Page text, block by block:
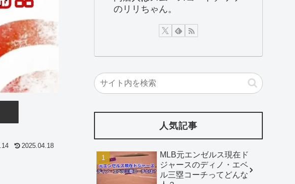
2025.04.18
のリリちゃん。
人気記事
MLB元エンゼルス現在ド
ジャースのディノ・エベ
ル三塁コーチってどんな